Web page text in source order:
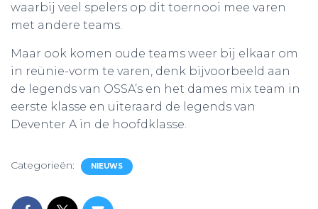
waarbij veel spelers op dit toernooi mee varen
met andere teams.
Maar ook komen oude teams weer bij elkaar om
in reünie-vorm te varen, denk bijvoorbeeld aan
de legends van OSSA’s en het dames mix team in
eerste klasse en uiteraard de legends van
Deventer A in de hoofdklasse.
Categorieën: NIEUWS